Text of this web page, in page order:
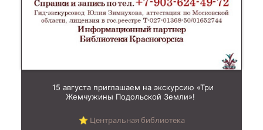
15 августа приглашаем на экскурсию «Три
Жемчужины Подольской Земли»!
⭐︎ Центральная библиотека